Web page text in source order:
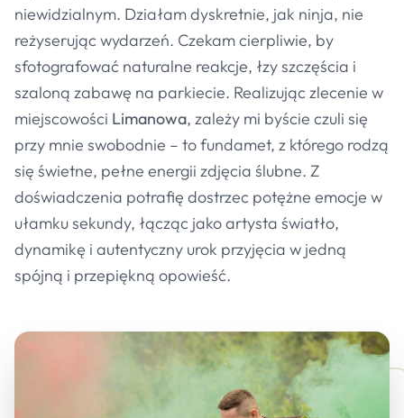
niewidzialnym. Działam dyskretnie, jak ninja, nie
reżyserując wydarzeń. Czekam cierpliwie, by
sfotografować naturalne reakcje, łzy szczęścia i
szaloną zabawę na parkiecie. Realizując zlecenie w
miejscowości Limanowa, zależy mi byście czuli się
przy mnie swobodnie – to fundamet, z którego rodzą
się świetne, pełne energii zdjęcia ślubne. Z
doświadczenia potrafię dostrzec potężne emocje w
ułamku sekundy, łącząc jako artysta światło,
dynamikę i autentyczny urok przyjęcia w jedną
spójną i przepiękną opowieść.